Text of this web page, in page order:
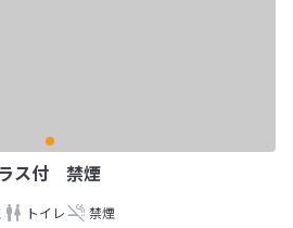
ス付 禁煙
トイレ 禁煙